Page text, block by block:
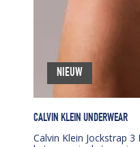
CALVIN KLEIN UNDERWEAR
Calvin Klein Jockstrap
NIEUW